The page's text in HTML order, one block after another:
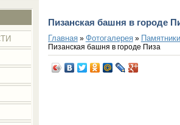
Пизанская башня в городе
Главная» Фотогалерея»
Пизанская башня в городе Пиза